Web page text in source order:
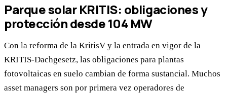
Parque solar KRITIS: obligaciones y
protección desde 104 MW
Con la reforma de la KritisV y la entrada en vigor de la
KRITIS-Dachgesetz, las obligaciones para plantas
fotovoltaicas en suelo cambian de forma sustancial. Muchos
asset managers son por primera vez operadores de